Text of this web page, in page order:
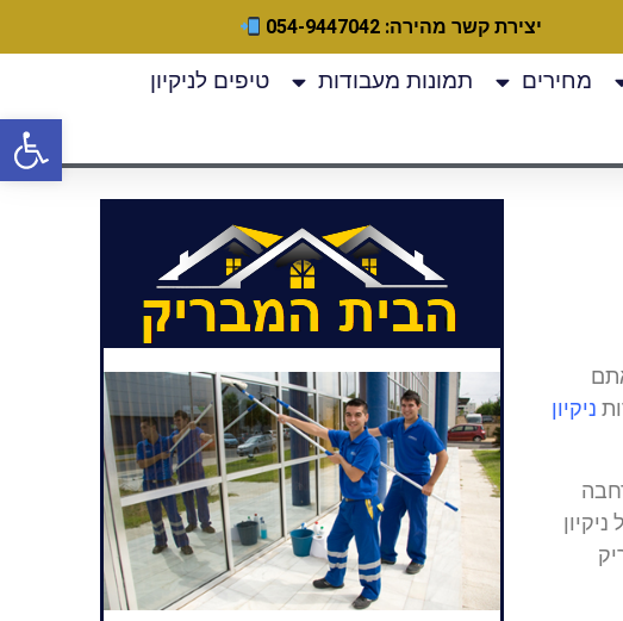
יצירת קשר מהירה: 054-9447042
מחירים תמונות מעבודות טיפים לניקיון
ניקיון